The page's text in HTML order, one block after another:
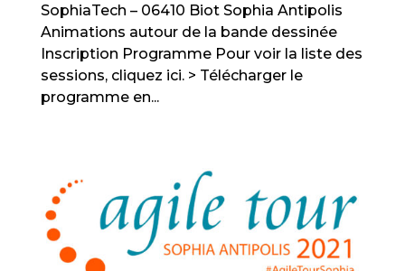
SophiaTech – 06410 Biot Sophia Antipolis
Animations autour de la bande dessinée
Inscription Programme Pour voir la liste des
sessions, cliquez ici. > Télécharger le
programme en...